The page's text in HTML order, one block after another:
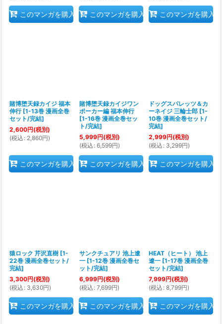
このマンガを購入 このマンガを購入 このマンガを購入
賭博堕天録カイジ 福本
伸行 [1-13巻 漫画全巻
セット/完結]
2,600円(税別)
(税込 : 2,860円)
このマンガを購入
賭博堕天録カイジワン
ポーカー編 福本伸行
[1-16巻 漫画全巻セッ
ト/完結]
5,999円(税別)
(税込 : 6,599円)
このマンガを購入
ドッグスパレッツ＆カ
ーネイジ 三輪士郎 [1-
10巻 漫画全巻セット/
完結]
2,999円(税別)
(税込 : 3,299円)
このマンガを購入
猿ロック 芹沢直樹 [1-
22巻 漫画全巻セット/
完結]
3,300円(税別)
(税込 : 3,630円)
このマンガを購入
サンクチュアリ 池上遼
一 [1-12巻 漫画全巻セ
ット/完結]
6,999円(税別)
(税込 : 7,699円)
このマンガを購入
HEAT（ヒート） 池上
遼一 [1-17巻 漫画全巻
セット/完結]
7,999円(税別)
(税込 : 8,799円)
このマンガを購入